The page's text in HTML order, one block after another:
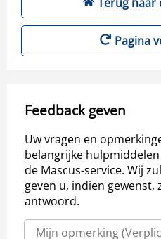
Pagina
Feedback geven
Uw vragen en
belangrijke
de Mascus-service. Wij
geven u, indien gewenst,
antwoord.